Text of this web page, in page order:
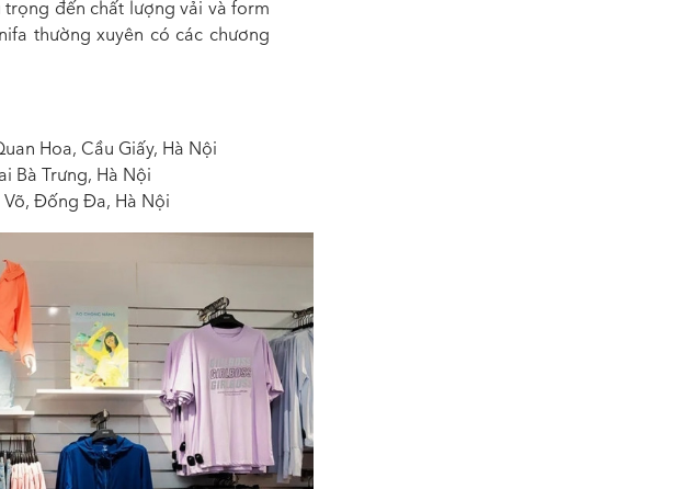
đến chất lượng vải và form
thường xuyên có các chương
Hoa, Cầu Giấy, Hà Nội
Bà Trưng, Hà Nội
Đống Đa, Hà Nội